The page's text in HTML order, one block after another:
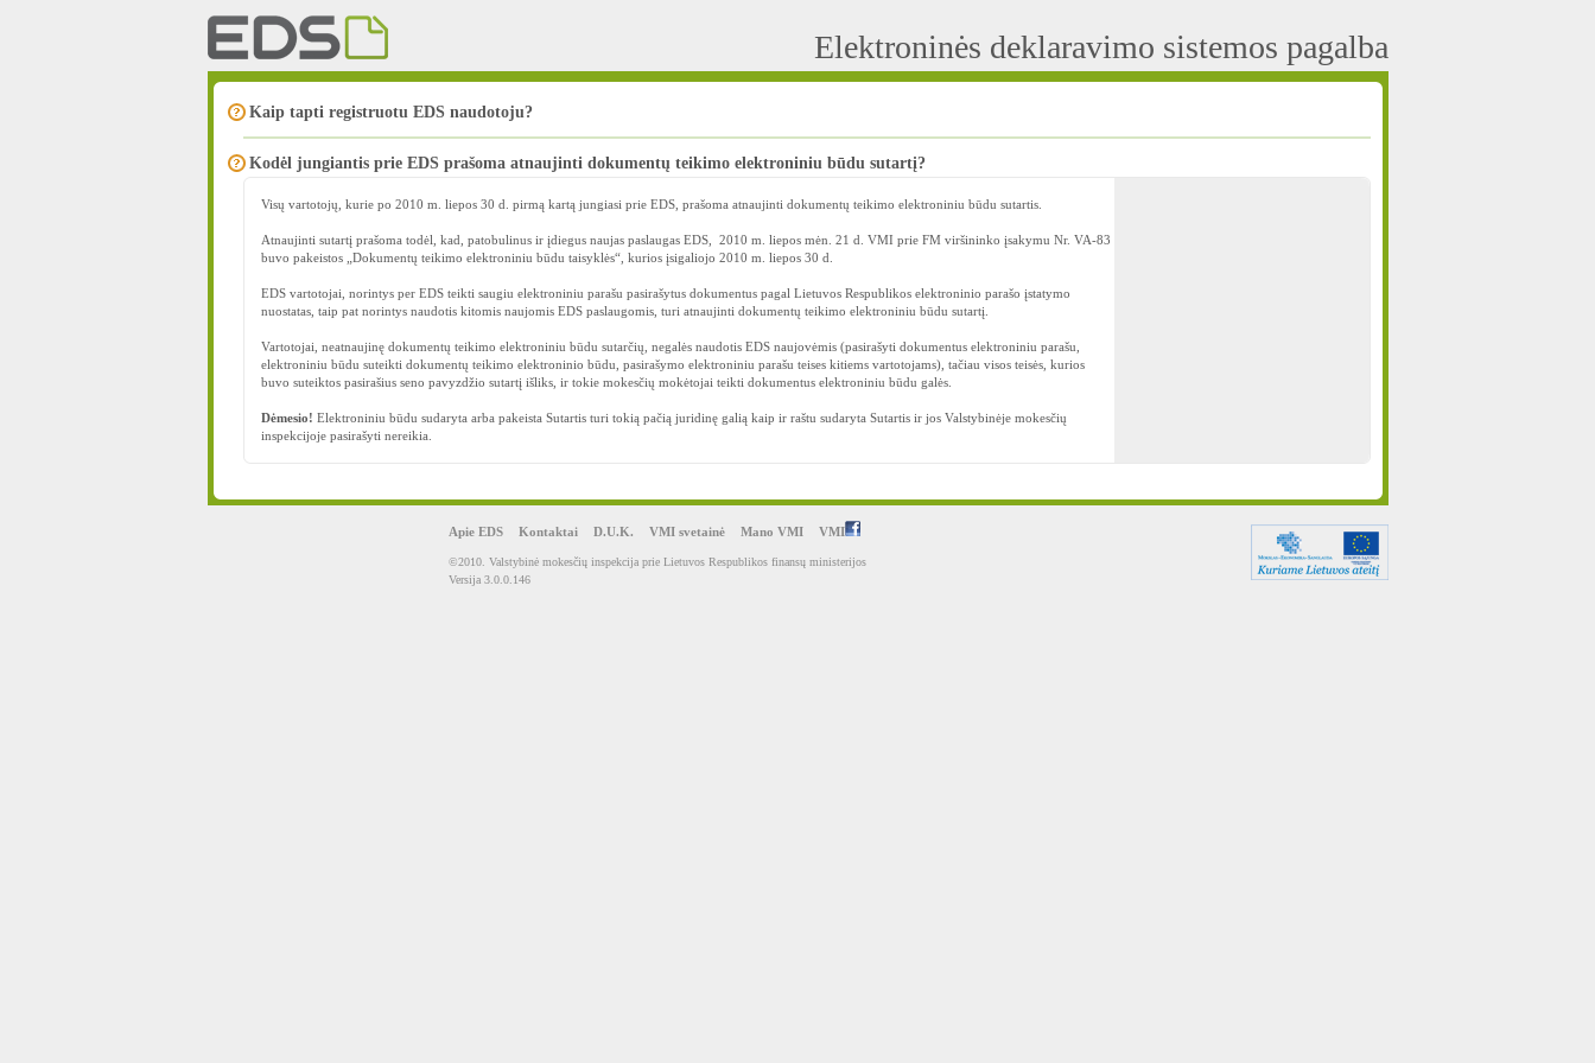
Elektroninės deklaravimo sistemos pagalba
Kaip tapti registruotu EDS naudotoju?
Kodėl jungiantis prie EDS prašoma atnaujinti dokumentų teikimo elektroniniu būdu sutartį?
Visų vartotojų, kurie po 2010 m. liepos 30 d. pirmą kartą jungiasi prie EDS, prašoma atnaujinti dokumentų teikimo elektroniniu būdu sutartis.
Atnaujinti sutartį prašoma todėl, kad, patobulinus ir įdiegus naujas paslaugas EDS, 2010 m. liepos mėn. 21 d. VMI prie FM viršininko įsakymu Nr. VA-83
buvo pakeistos „Dokumentų teikimo elektroniniu būdu taisyklės“, kurios įsigaliojo 2010 m. liepos 30 d.
EDS vartotojai, norintys per EDS teikti saugiu elektroniniu parašu pasirašytus dokumentus pagal Lietuvos Respublikos elektroninio parašo įstatymo
nuostatas, taip pat norintys naudotis kitomis naujomis EDS paslaugomis, turi atnaujinti dokumentų teikimo elektroniniu būdu sutartį.
Vartotojai, neatnaujinę dokumentų teikimo elektroniniu būdu sutarčių, negalės naudotis EDS naujovėmis (pasirašyti dokumentus elektroniniu parašu,
elektroniniu būdu suteikti dokumentų teikimo elektroninio būdu, pasirašymo elektroniniu parašu teises kitiems vartotojams), tačiau visos teisės, kurios
buvo suteiktos pasirašius seno pavyzdžio sutartį išliks, ir tokie mokesčių mokėtojai teikti dokumentus elektroniniu būdu galės.
Dėmesio! Elektroniniu būdu sudaryta arba pakeista Sutartis turi tokią pačią juridinę galią kaip ir raštu sudaryta Sutartis ir jos Valstybinėje mokesčių
inspekcijoje pasirašyti nereikia.
Apie EDS Kontaktai D.U.K. VMI svetainė Mano VMI VMI
©2010. Valstybinė mokesčių inspekcija prie Lietuvos Respublikos finansų ministerijos
Versija 3.0.0.146